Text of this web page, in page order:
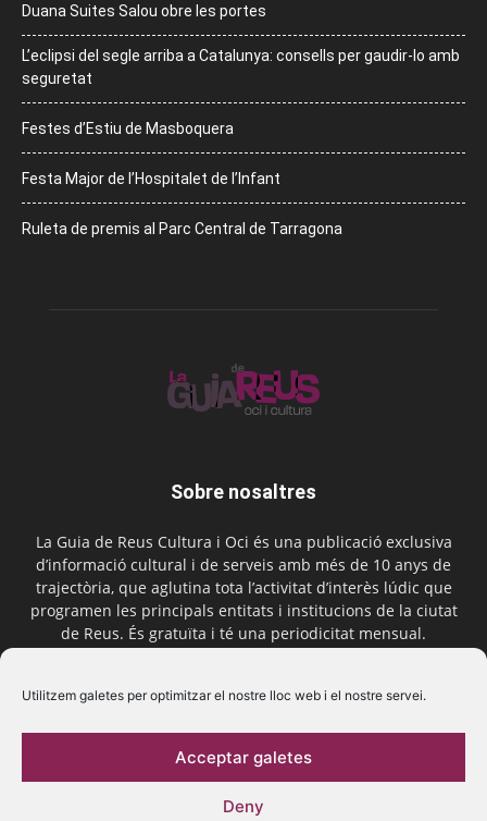
Utilitzem galetes per optimitzar el nostre lloc web i el nostre servei.
Acceptar galetes
Deny
Duana Suites Salou obre les portes
L’eclipsi del segle arriba a Catalunya: consells per gaudir-lo amb
seguretat
Festes d’Estiu de Masboquera
Festa Major de l’Hospitalet de l’Infant
Ruleta de premis al Parc Central de Tarragona
Sobre nosaltres
La Guia de Reus Cultura i Oci és una publicació exclusiva
d’informació cultural i de serveis amb més de 10 anys de
trajectòria, que aglutina tota l’activitat d’interès lúdic que
programen les principals entitats i institucions de la ciutat
de Reus. És gratuïta i té una periodicitat mensual.
Segueix-nos